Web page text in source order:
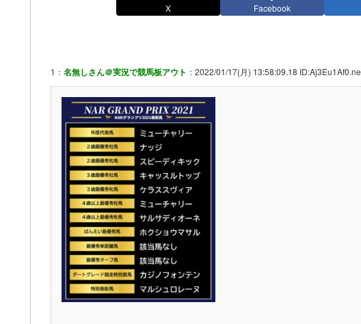
X Facebook
1： 名無しさん＠実況で競馬板アウト ：2022/01/17(月) 13:58:09.18